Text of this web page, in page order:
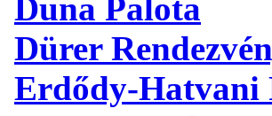
Duna Palota
Dürer
Erdődy-Hatvani